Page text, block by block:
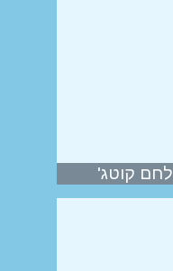
לחם קוטג'